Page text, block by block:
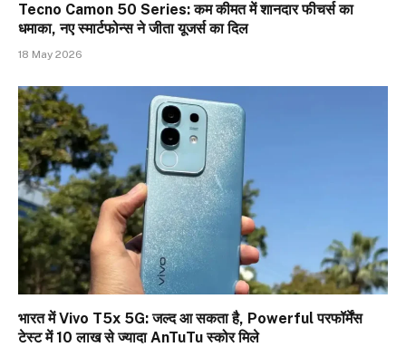
Tecno Camon 50 Series: कम कीमत में शानदार फीचर्स का
धमाका, नए स्मार्टफोन्स ने जीता यूजर्स का दिल
18 May 2026
भारत में Vivo T5x 5G: जल्द आ सकता है, Powerful परफॉर्मेंस
टेस्ट में 10 लाख से ज्यादा AnTuTu स्कोर मिले